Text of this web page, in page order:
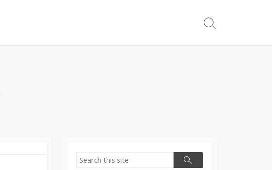
Search
Search
Search